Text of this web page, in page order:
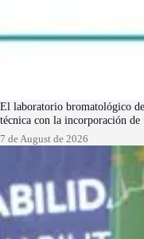
El laboratorio bromatológico
técnica con la incorporación de
7 de August de 2026